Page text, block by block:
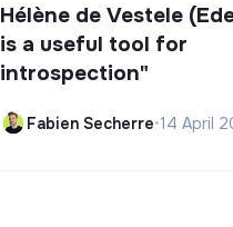
Hélène de Vestele
is a useful tool for
introspection"
Fabien Secherre•14 April